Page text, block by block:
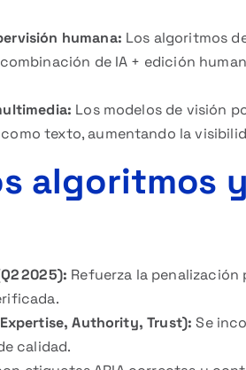
humana: Los algoritmos
de IA + edición
Los modelos de visión
texto, aumentando la
algoritmos
2025): Refuerza la
Expertise, Authority, Trust): Se
calidad.